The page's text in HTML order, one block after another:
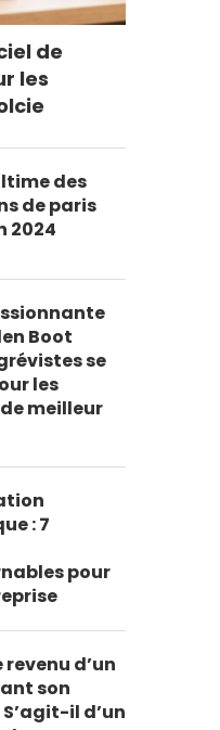
de
les
des
de paris
2024
Boot
se
les
meilleur
: 7
pour
revenu d’un
son
il d’un